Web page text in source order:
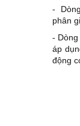
-
phân
-
áp
động